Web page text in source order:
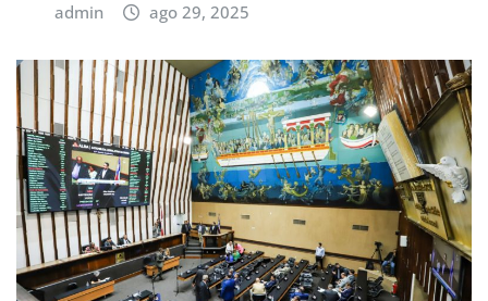
admin ago 29, 2025